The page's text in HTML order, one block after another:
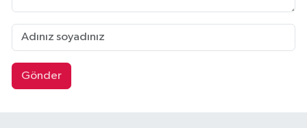
Gönder